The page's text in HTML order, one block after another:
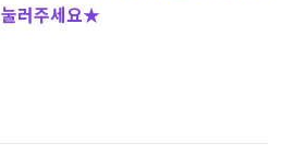
눌러주세요★